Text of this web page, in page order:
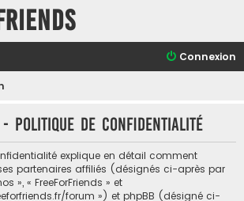
Connexion
- Politique de confidentialité
explique en détail comment
ses partenaires affiliés (désignés ci-après par
», « FreeForFriends » et
forum ») et phpBB (désigné ci-